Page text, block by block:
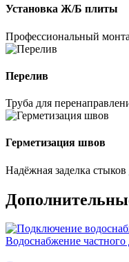
Установка Ж/Б плиты
Профессиональный
Перелив
Труба для
Герметизация швов
Надёжная заделка
Водоснабжение